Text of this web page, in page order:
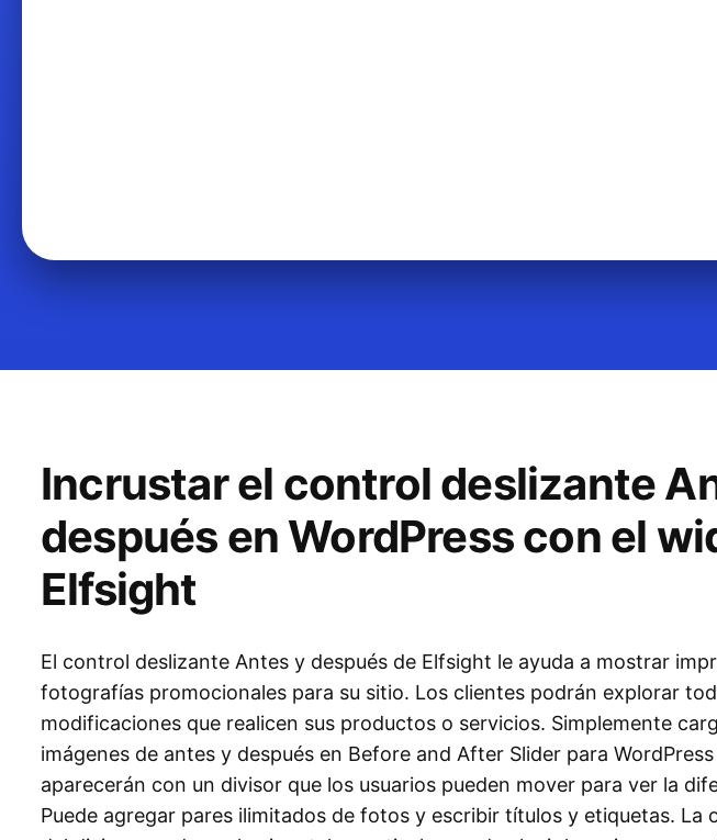
Incrustar el control deslizante
después en WordPress con el
Elfsight
El control deslizante Antes y después de Elfsight le ayuda a mostrar
fotografías promocionales para su sitio. Los clientes podrán explorar
modificaciones que realicen sus productos o servicios. Simplemente
imágenes de antes y después en Before and After Slider para
aparecerán con un divisor que los usuarios pueden mover para ver la
Puede agregar pares ilimitados de fotos y escribir títulos y etiquetas. La